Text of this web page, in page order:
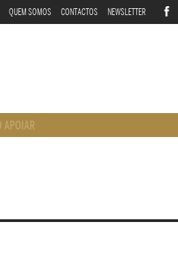
QUEM SOMOS CONTACTOS NEWSLETTER
APOIAR